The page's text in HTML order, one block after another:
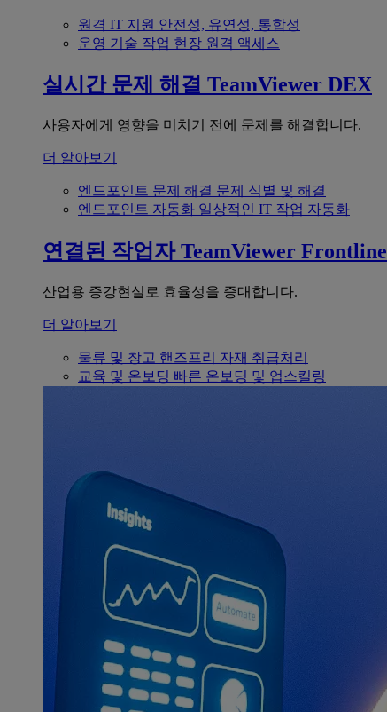
원격 IT 지원 안전성, 유연성, 통합성
운영 기술 작업 현장 원격 액세스
실시간 문제 해결 TeamViewer DEX
사용자에게 영향을 미치기 전에 문제를 해결합니다.
더 알아보기
엔드포인트 문제 해결 문제 식별 및 해결
엔드포인트 자동화 일상적인 IT 작업 자동화
연결된 작업자 TeamViewer Frontline
산업용 증강현실로 효율성을 증대합니다.
더 알아보기
물류 및 창고 핸즈프리 자재 취급처리
교육 및 온보딩 빠른 온보딩 및 업스킬링